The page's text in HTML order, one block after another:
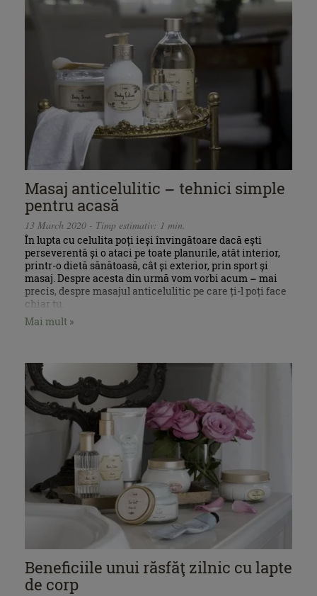
Masaj anticelulitic – tehnici simple
pentru acasă
13 March 2020 - Timp estimativ: 1 min.
În lupta cu celulita poți ieși învingătoare dacă ești
perseverentă și o ataci pe toate planurile, atât interior,
printr-o dietă sănătoasă, cât și exterior, prin sport și
masaj. Despre acesta din urmă vom vorbi acum – mai
precis, despre masajul anticelulitic pe care ți-l poți face
chiar tu.
Mai mult »
Beneficiile unui răsfăţ zilnic cu lapte
de corp